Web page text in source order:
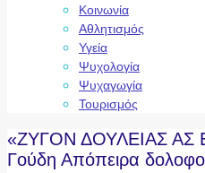
Κοινωνία
Αθλητισμός
Υγεία
Ψυχολογία
Ψυχαγωγία
Τουρισμός
«ΖΥΓΟΝ ΔΟΥΛΕΙΑΣ ΑΣ
Γούδη Απόπειρα